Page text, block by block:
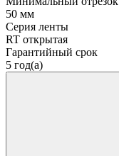
50 мм
Серия ленты
RT открытая
Гарантийный срок
5 год(а)